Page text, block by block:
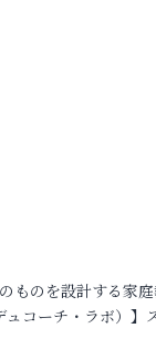
ものを設計する家
コーチ・ラボ）】